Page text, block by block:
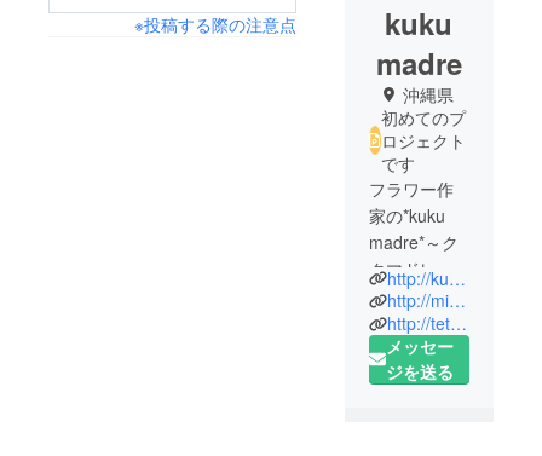
※投稿する際の注意点
kuku
madre
沖縄県
初めてのプ
ロジェクト
です
フラワー作
家の*kuku
madre*～ク
クマドレと
して沖縄県
で
ネット販売
などを中心
http://kukumadre.ti-da.net/
http://minne.com/kukumadre
http://tetote-market.jp/creator/tsmsr429/
メッセー
ジを送る